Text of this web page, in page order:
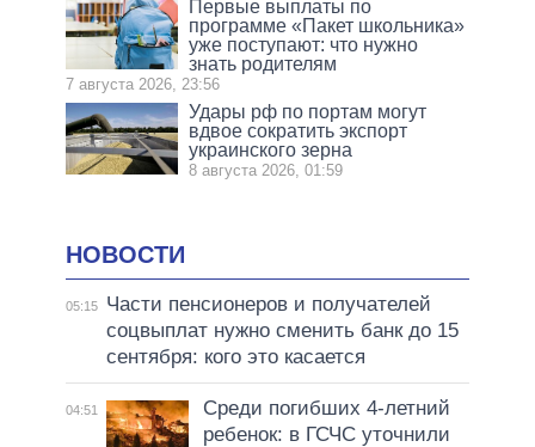
Первые выплаты по
программе «Пакет школьника»
уже поступают: что нужно
знать родителям
7 августа 2026, 23:56
Удары рф по портам могут
вдвое сократить экспорт
украинского зерна
8 августа 2026, 01:59
НОВОСТИ
05:15
Части пенсионеров и получателей
соцвыплат нужно сменить банк до 15
сентября: кого это касается
04:51
Среди погибших 4-летний
ребенок: в ГСЧС уточнили